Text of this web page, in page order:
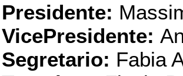
Presidente:
VicePresidente:
Segretario: Fabia